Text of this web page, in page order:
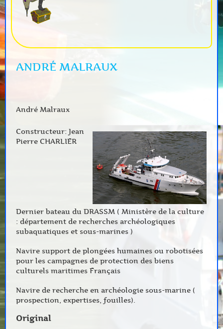
ANDRÉ MALRAUX
André Malraux
Constructeur: Jean
Pierre CHARLIER
Dernier bateau du DRASSM ( Ministère de la culture
: département de recherches archéologiques
subaquatiques et sous-marines )
Navire support de plongées humaines ou robotisées
pour les campagnes de protection des biens
culturels maritimes Français
Navire de recherche en archéologie sous-marine (
prospection, expertises, fouilles).
Original